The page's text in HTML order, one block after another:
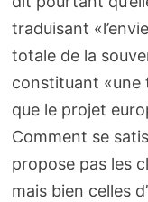
traduisant
totale de la
constituant «une
que le projet
Comment se
propose pas les
mais bien celles